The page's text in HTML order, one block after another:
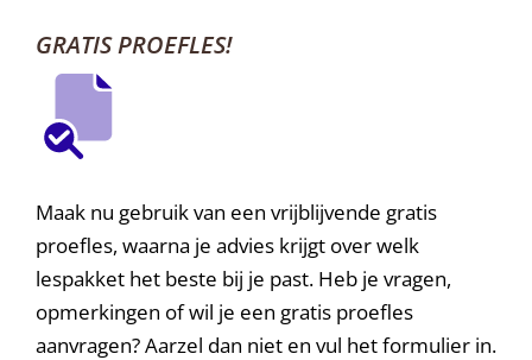
GRATIS PROEFLES!
Maak nu gebruik van een vrijblijvende gratis
proefles, waarna je advies krijgt over welk
lespakket het beste bij je past. Heb je vragen,
opmerkingen of wil je een gratis proefles
aanvragen? Aarzel dan niet en vul het formulier in.